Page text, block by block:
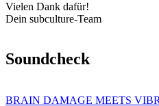
Vielen Dank dafür!
Dein subculture-Team
Soundcheck
BRAIN DAMAGE MEETS